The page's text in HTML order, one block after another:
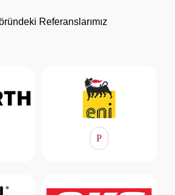
Referanslarımız